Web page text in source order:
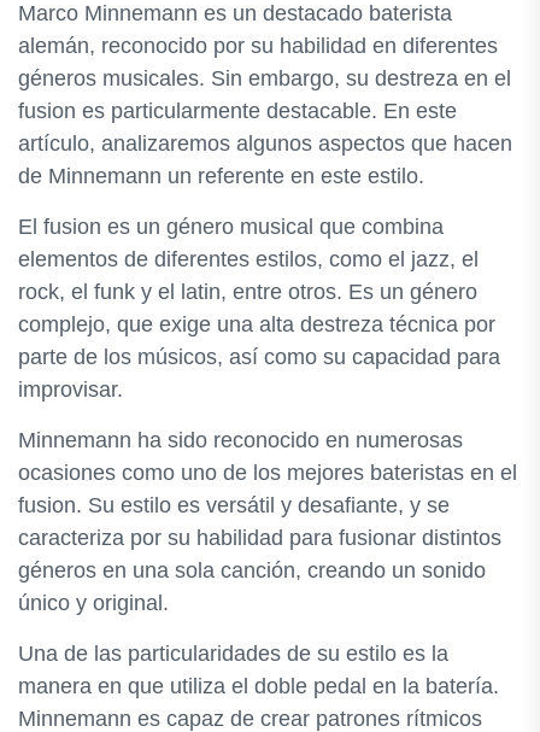
Marco Minnemann es un destacado baterista
alemán, reconocido por su habilidad en diferentes
géneros musicales. Sin embargo, su destreza en el
fusion es particularmente destacable. En este
artículo, analizaremos algunos aspectos que hacen
de Minnemann un referente en este estilo.
El fusion es un género musical que combina
elementos de diferentes estilos, como el jazz, el
rock, el funk y el latin, entre otros. Es un género
complejo, que exige una alta destreza técnica por
parte de los músicos, así como su capacidad para
improvisar.
Minnemann ha sido reconocido en numerosas
ocasiones como uno de los mejores bateristas en el
fusion. Su estilo es versátil y desafiante, y se
caracteriza por su habilidad para fusionar distintos
géneros en una sola canción, creando un sonido
único y original.
Una de las particularidades de su estilo es la
manera en que utiliza el doble pedal en la batería.
Minnemann es capaz de crear patrones rítmicos